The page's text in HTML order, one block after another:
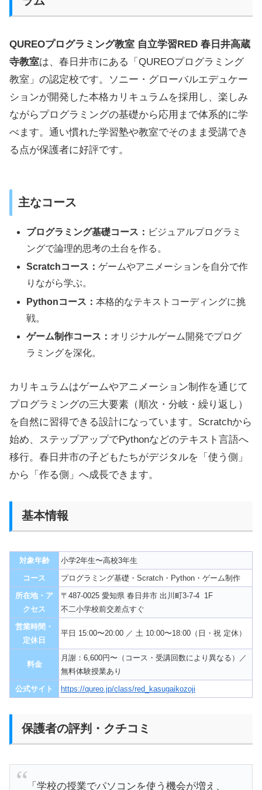
QUREOプログラミング教室 自立学習RED 春日井高蔵
寺教室は、春日井市にある「QUREOプログラミング
教室」の認定校です。ソニー・グローバルエデュケー
ションが開発した本格カリキュラムを採用し、楽しみ
ながらプログラミングの基礎から応用まで体系的に学
べます。通い慣れた学習塾や教室でそのまま受講でき
る点が保護者に好評です。
主なコース
プログラミング基礎コース： ビジュアルプログラミ
ングで論理的思考の土台を作る。
Scratchコース：ゲームやアニメーションを自分で作
りながら学ぶ。
Pythonコース：本格的なテキストコーディングに挑
戦。
ゲーム制作コース： オリジナルゲーム開発でプログ
ラミングを深化。
カリキュラムはゲームやアニメーション制作を通じて
プログラミングの三大要素（順次・分岐・繰り返し）
を自然に習得できる設計になっています。Scratchから
始め、ステップアップでPythonなどのテキスト言語へ
移行。春日井市の子どもたちがデジタルを「使う側」
から「作る側」へ成長できます。
基本情報
対象年齢
小学2年生〜高校3年生
コース
プログラミング基礎・Scratch・Python・ゲーム制作
所在地・ア
クセス
〒487-0025 愛知県 春日井市 出川町3-7-4 1F
不二小学校前交差点すぐ
営業時間・
定休日
平日 15:00〜20:00 ／ 土 10:00〜18:00（日・祝 定休）
料金
月謝：6,600円〜（コース・受講回数により異なる）／
無料体験授業あり
公式サイト
https://qureo.jp/class/red_kasugaikozoji
保護者の評判・クチコミ
「学校の授業でパソコンを使う機会が増え、